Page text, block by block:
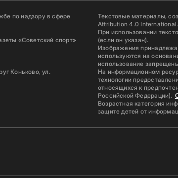
по надзору в сфере
«Советский спорт»
Коньково, ул.
Текстовые материалы,
Attribution 4.0 International.
При использовании
(если он указан).
Изображения
используются на
использование
На информационном
технологии
относящихся к
Российской Федерации).
Возрастная категория
защите детей от